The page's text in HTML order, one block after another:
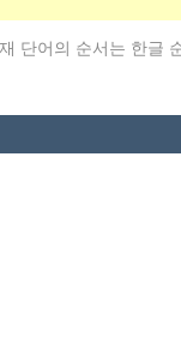
단어의 순서는 한글